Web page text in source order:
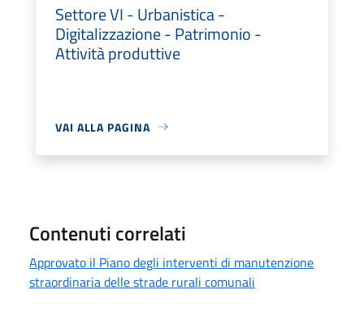
Settore VI - Urbanistica -
Digitalizzazione - Patrimonio -
Attività produttive
VAI ALLA PAGINA
Contenuti correlati
Approvato il Piano degli interventi di manutenzione
straordinaria delle strade rurali comunali